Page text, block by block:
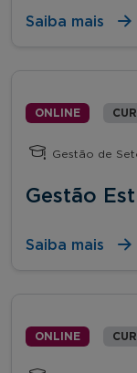
Saiba mais
ONLINE
Gestão de
Gestão
Saiba mais
ONLINE